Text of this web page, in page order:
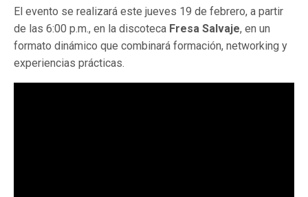
El evento se realizará este jueves 19 de febrero, a partir
de las 6:00 p.m., en la discoteca Fresa Salvaje, en un
formato dinámico que combinará formación, networking y
experiencias prácticas.